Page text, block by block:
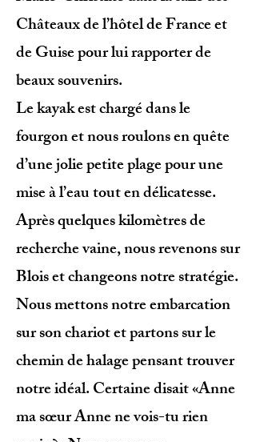
Châteaux de l’hôtel de France et
de Guise pour lui rapporter de
beaux souvenirs.
Le kayak est chargé dans le
fourgon et nous roulons en quête
d’une jolie petite plage pour une
mise à l’eau tout en délicatesse.
Après quelques kilomètres de
recherche vaine, nous revenons sur
Blois et changeons notre stratégie.
Nous mettons notre embarcation
sur son chariot et partons sur le
chemin de halage pensant trouver
notre idéal. Certaine disait «Anne
ma sœur Anne ne vois-tu rien